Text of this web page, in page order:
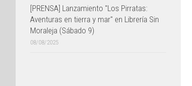
[PRENSA] Lanzamiento "Los Pirratas:
Aventuras en tierra y mar" en Librería Sin
Moraleja (Sábado 9)
08/08/2025